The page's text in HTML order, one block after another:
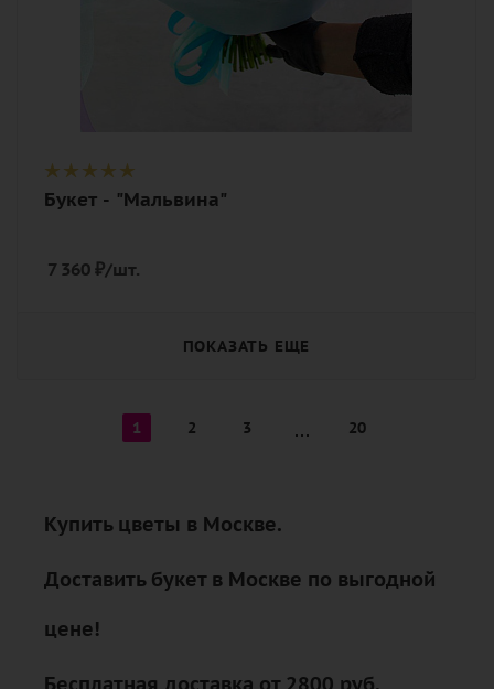
Букет - "Мальвина"
7 360 ₽/шт.
ПОКАЗАТЬ ЕЩЕ
1 2 3 20
Купить цветы в Москве.
Доставить букет в Москве по выгодной
цене!